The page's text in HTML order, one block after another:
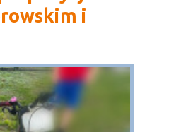
i